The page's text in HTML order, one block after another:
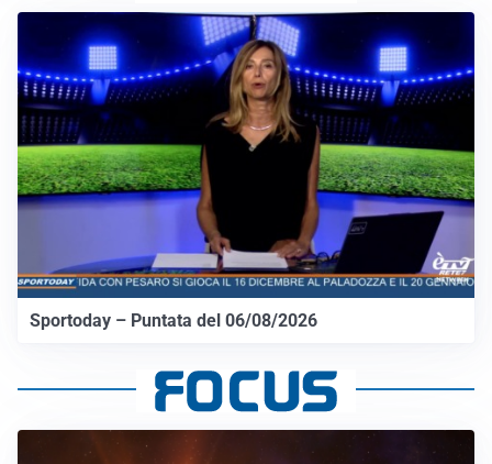
Sportoday – Puntata del 06/08/2026